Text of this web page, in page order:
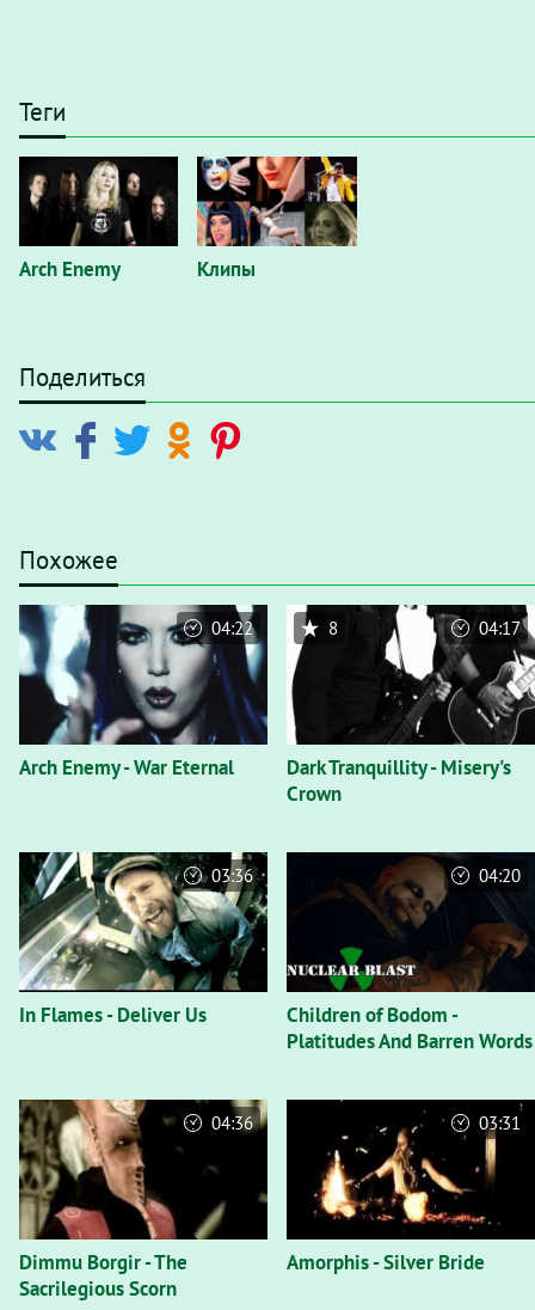
Теги
Arch Enemy Клипы
Поделиться
Похожее
Arch Enemy - War Eternal
04:22
Dark Tranquillity - Misery's
Crown
8 04:17
In Flames - Deliver Us
03:36
Children of Bodom -
Platitudes And Barren Words
04:20
Dimmu Borgir - The
Sacrilegious Scorn
04:36
Amorphis - Silver Bride
03:31